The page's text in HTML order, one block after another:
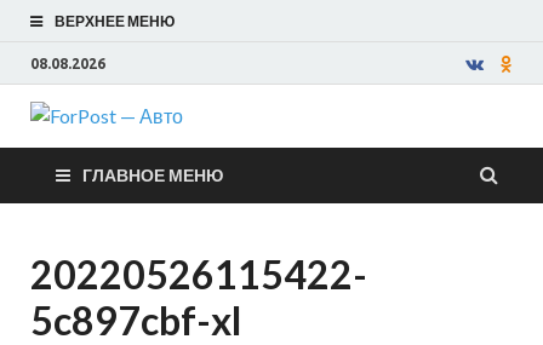
ВЕРХНЕЕ МЕНЮ
08.08.2026
ForPost —
Авто
ГЛАВНОЕ МЕНЮ
20220526115422-
5c897cbf-xl